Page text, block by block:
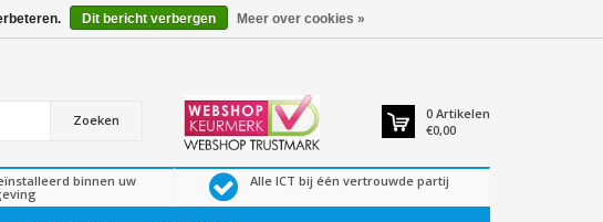
Zoeken 0 Artikelen
€0,00
binnen uw
Alle ICT bij één vertrouwde partij
Dit bericht verbergen Meer over cookies »